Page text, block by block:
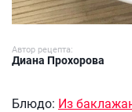
Автор рецепта:
Диана Прохорова
Блюдо: Из